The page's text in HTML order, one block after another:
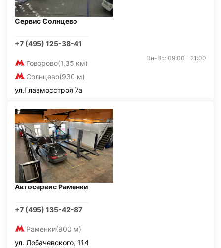
Сервис Солнцево
+7 (495) 125-38-41
Говорово(1,35 км)
Солнцево(930 м)
Пн-Вс: 09:00 - 21:00
ул.Главмосстроя 7а
Автосервис Раменки
+7 (495) 135-42-87
Раменки(900 м)
ул. Лобачевского, 114